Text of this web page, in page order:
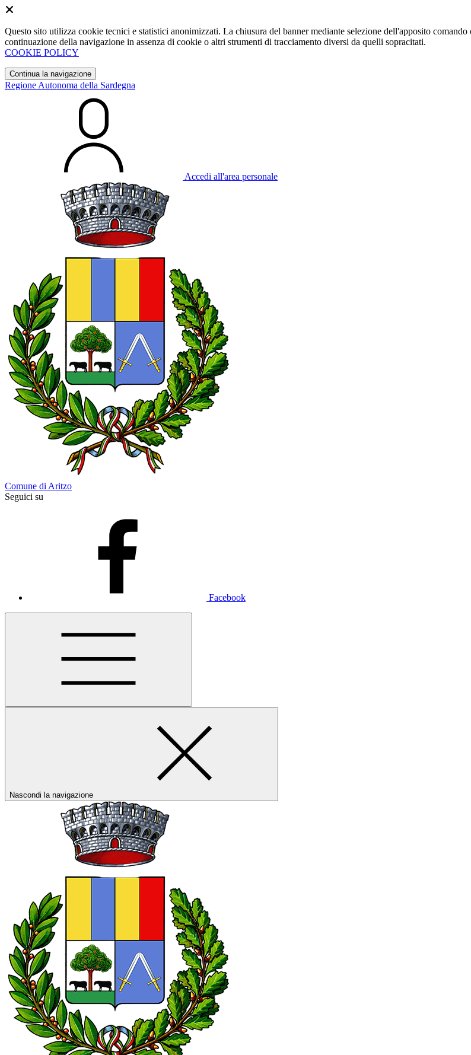
Questo sito utilizza cookie tecnici e statistici anonimizzati. La chiusura del banner mediante selezione dell'apposito
continuazione della navigazione in assenza di cookie o altri strumenti di tracciamento diversi da quelli sopracitati.
COOKIE POLICY
Continua la navigazione
Regione Autonoma della Sardegna
Accedi all'area personale
Comune di Aritzo
Seguici su
Facebook
Nascondi la navigazione